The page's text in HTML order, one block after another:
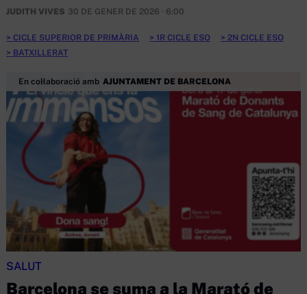
JUDITH VIVES 30 DE GENER DE 2026 · 6:00
CICLE SUPERIOR DE PRIMÀRIA 1R CICLE ESO
2N CICLE ESO
BATXILLERAT
En col·laboració amb AJUNTAMENT DE BARCELONA
SALUT
Barcelona se suma a la Marató de